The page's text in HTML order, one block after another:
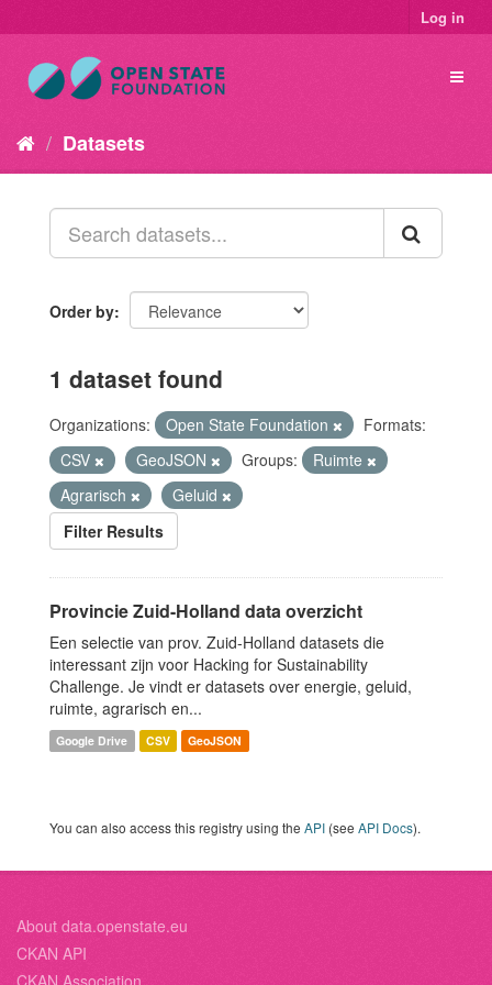
Log in
Datasets
Order by
1 dataset found
Organizations: Open State Foundation
Formats:
CSV
GeoJSON Groups:
Ruimte
Agrarisch
Geluid
Filter Results
Provincie Zuid-Holland data overzicht
Een selectie van prov. Zuid-Holland datasets die
interessant zijn voor Hacking for Sustainability
Challenge. Je vindt er datasets over energie, geluid,
ruimte, agrarisch en...
Google Drive CSV GeoJSON
You can also access this registry using the API (see API Docs).
About data.openstate.eu
CKAN API
CKAN Association